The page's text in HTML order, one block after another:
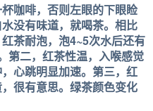
咖啡，否则左眼的下眼睑
没有味道，就喝茶。相比
茶耐泡，泡4~5次水后还有
第二，红茶性温，入喉感觉
心跳明显加速。第三，红
很有意思。绿茶颜色变化